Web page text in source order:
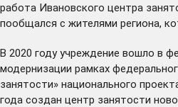
работа Ивановского центра
пообщался с жителями региона,
В 2020 году учреждение вошло в
модернизации рамках
занятости» национального
года создан центр занятости